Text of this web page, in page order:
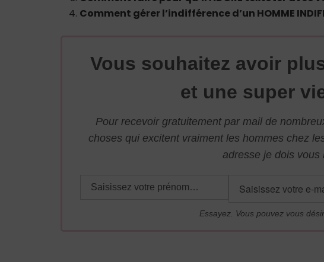
Comment gérer l’indifférence d’un HOMME
Vous souhaitez avoir
et une super
Pour recevoir gratuitement par mail de
choses qui excitent vraiment les hommes chez
adresse je dois vous
Essayez. Vous pouvez vous